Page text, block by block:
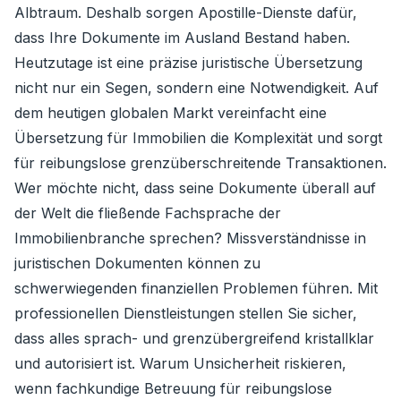
Albtraum. Deshalb sorgen Apostille-Dienste dafür,
dass Ihre Dokumente im Ausland Bestand haben.
Heutzutage ist eine präzise juristische Übersetzung
nicht nur ein Segen, sondern eine Notwendigkeit. Auf
dem heutigen globalen Markt vereinfacht eine
Übersetzung für Immobilien die Komplexität und sorgt
für reibungslose grenzüberschreitende Transaktionen.
Wer möchte nicht, dass seine Dokumente überall auf
der Welt die fließende Fachsprache der
Immobilienbranche sprechen? Missverständnisse in
juristischen Dokumenten können zu
schwerwiegenden finanziellen Problemen führen. Mit
professionellen Dienstleistungen stellen Sie sicher,
dass alles sprach- und grenzübergreifend kristallklar
und autorisiert ist. Warum Unsicherheit riskieren,
wenn fachkundige Betreuung für reibungslose